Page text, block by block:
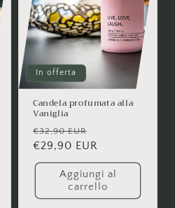
In offerta
Candela profumata alla
Vaniglia
Prezzo
di
listino
€32,90 EUR
scontato
€29,90 EUR
Aggiungi al
carrello